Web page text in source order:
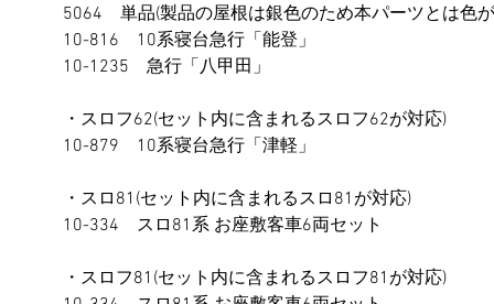
5064　単品(製品の屋根は銀色のため本パーツとは色
10-816　10系寝台急行「能登」
10-1235　急行「八甲田」
・スロフ62(セット内に含まれるスロフ62が対応)
10-879　10系寝台急行「津軽」
・スロ81(セット内に含まれるスロ81 が対応)
10-334　スロ81系 お座敷客車6両セット
・スロフ81(セット内に含まれるスロフ81 が対応)